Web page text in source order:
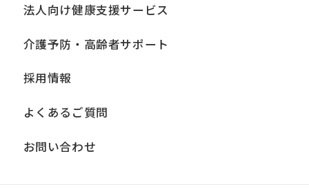
当社は、お客様からお預かりした個人情
報は、正当な理由がある場合を除き、ご
しません。ただし、法令により当社がお
る場合、あらかじめ当社との間で秘密保
持契約を締結している業務委託先、およ
法人向け健康支援サービス
介護予防・高齢者サポート
採用情報
よくあるご質問
お問い合わせ